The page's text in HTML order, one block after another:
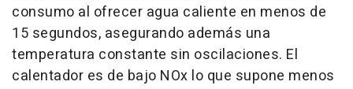
consumo al ofrecer agua caliente en menos de
15 segundos, asegurando además una
temperatura constante sin oscilaciones. El
calentador es de bajo NOx lo que supone menos